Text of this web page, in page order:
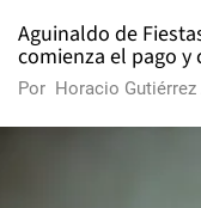
Aguinaldo de
comienza el pago y
Por Horacio Gutiérrez